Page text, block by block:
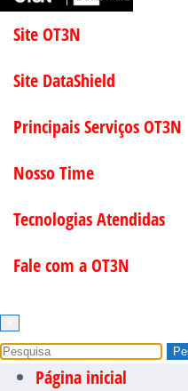
Site OT3N
Site DataShield
Principais Serviços OT3N
Nosso Time
Tecnologias Atendidas
Fale com a OT3N
Página inicial